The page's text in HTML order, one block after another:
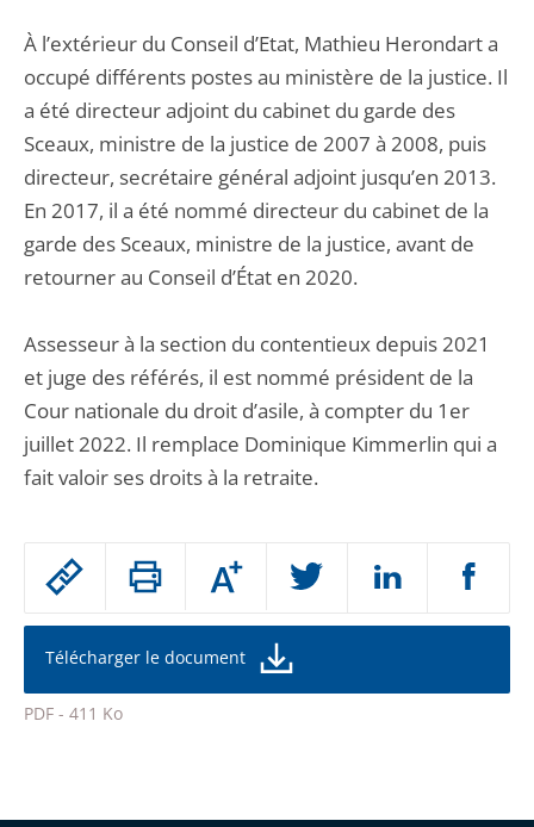
Passer
partage
de
l'article
pour
Augmenter
ou
la
de
police
Télécharger le document
PDF - 411 Ko
À l’extérieur du Conseil d’Etat, Mathieu Herondart a
occupé différents postes au ministère de la justice. Il
a été directeur adjoint du cabinet du garde des
Sceaux, ministre de la justice de 2007 à 2008, puis
directeur, secrétaire général adjoint jusqu’en 2013.
En 2017, il a été nommé directeur du cabinet de la
garde des Sceaux, ministre de la justice, avant de
retourner au Conseil d’État en 2020.
Assesseur à la section du contentieux depuis 2021
et juge des référés, il est nommé président de la
Cour nationale du droit d’asile, à compter du 1er
juillet 2022. Il remplace Dominique Kimmerlin qui a
fait valoir ses droits à la retraite.